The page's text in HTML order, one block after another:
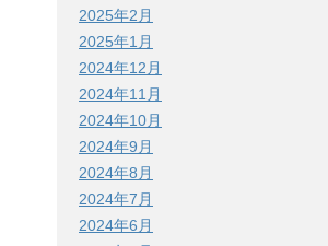
2025年2月
2025年1月
2024年12月
2024年11月
2024年10月
2024年9月
2024年8月
2024年7月
2024年6月